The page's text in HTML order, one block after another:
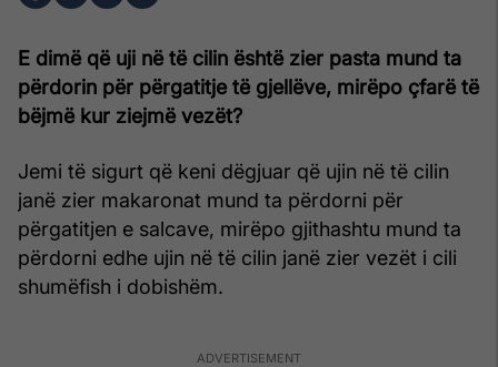
E dimë që uji në të cilin është zier pasta mund ta
përdorin për përgatitje të gjellëve, mirëpo çfarë të
bëjmë kur ziejmë vezët?
Jemi të sigurt që keni dëgjuar që ujin në të cilin
janë zier makaronat mund ta përdorni për
përgatitjen e salcave, mirëpo gjithashtu mund ta
përdorni edhe ujin në të cilin janë zier vezët i cili
shumëfish i dobishëm.